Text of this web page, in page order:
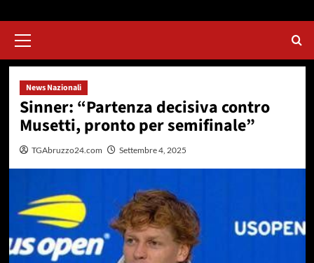
principale
News Nazionali
Sinner: “Partenza decisiva contro
Musetti, pronto per semifinale”
TGAbruzzo24.com Settembre 4, 2025